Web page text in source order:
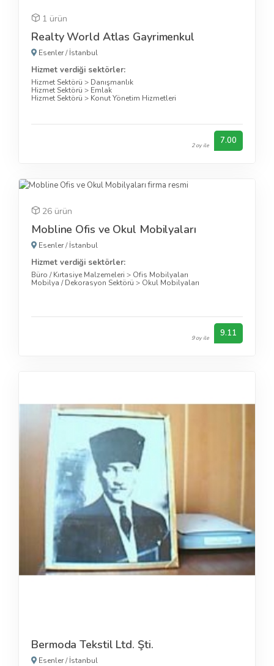
1 ürün
Realty World Atlas Gayrimenkul
Esenler/İstanbul
Hizmet verdiği sektörler:
Hizmet Sektörü > Danışmanlık
Hizmet Sektörü > Emlak
Hizmet Sektörü > Konut Yönetim Hizmetleri
2 oy ile 7.00
26 ürün
Mobline Ofis ve Okul Mobilyaları
Esenler/İstanbul
Hizmet verdiği sektörler:
Büro / Kırtasiye Malzemeleri > Ofis Mobilyaları
Mobilya / Dekorasyon Sektörü > Okul Mobilyaları
9 oy ile 9.11
Bermoda Tekstil Ltd. Şti.
Esenler/İstanbul